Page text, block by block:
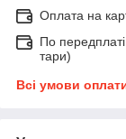
Оплата на
По
тари)
Всі умови